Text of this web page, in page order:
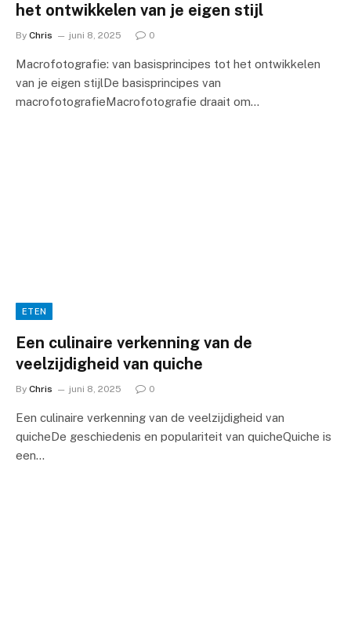
het ontwikkelen van je eigen stijl
By Chris juni 8, 2025 0
Macrofotografie: van basisprincipes tot het ontwikkelen
van je eigen stijlDe basisprincipes van
macrofotografieMacrofotografie draait om…
ETEN
Een culinaire verkenning van de
veelzijdigheid van quiche
By Chris juni 8, 2025 0
Een culinaire verkenning van de veelzijdigheid van
quicheDe geschiedenis en populariteit van quicheQuiche is
een…